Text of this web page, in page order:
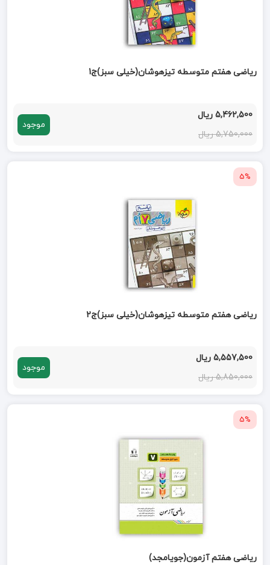
ریاضی هفتم متوسطه تیزهوشان(خیلی سبز)ج1
5,462,500 ریال
5,750,000 ریال
موجود
5%
ریاضی هفتم متوسطه تیزهوشان(خیلی سبز)ج2
5,557,500 ریال
5,850,000 ریال
موجود
5%
ریاضی هفتم آزمون(جویامجد)